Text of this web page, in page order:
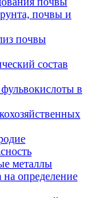
почвы и
почвы
состав
в
металлы
на определение